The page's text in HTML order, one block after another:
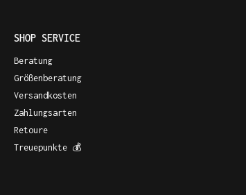
SHOP SERVICE
Beratung
Größenberatung
Versandkosten
Zahlungsarten
Retoure
Treuepunkte 💰